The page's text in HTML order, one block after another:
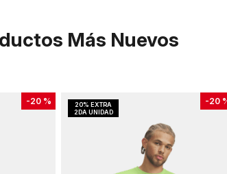
Más Nuevos
-20 % -20